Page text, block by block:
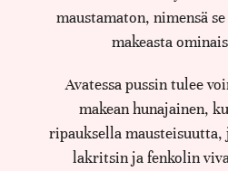
maustamaton, nimensä
makeasta
Avatessa pussin tulee
makean hunajainen,
ripauksella mausteisuutta,
lakritsin ja fenkolin